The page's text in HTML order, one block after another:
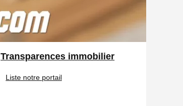
Transparences immobilier
Liste notre portail